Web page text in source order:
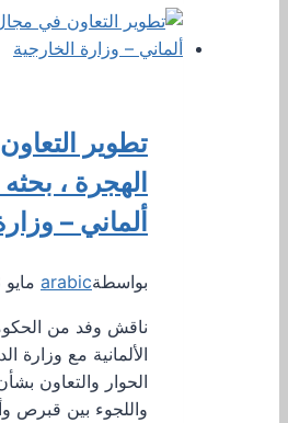
تطوير
الهجرة ،
ألماني –
بواسطةarabic مايو 13, 2023
ناقش وفد من
الألمانية مع وزارة
الحوار والتعاون
واللجوء بين قبرص